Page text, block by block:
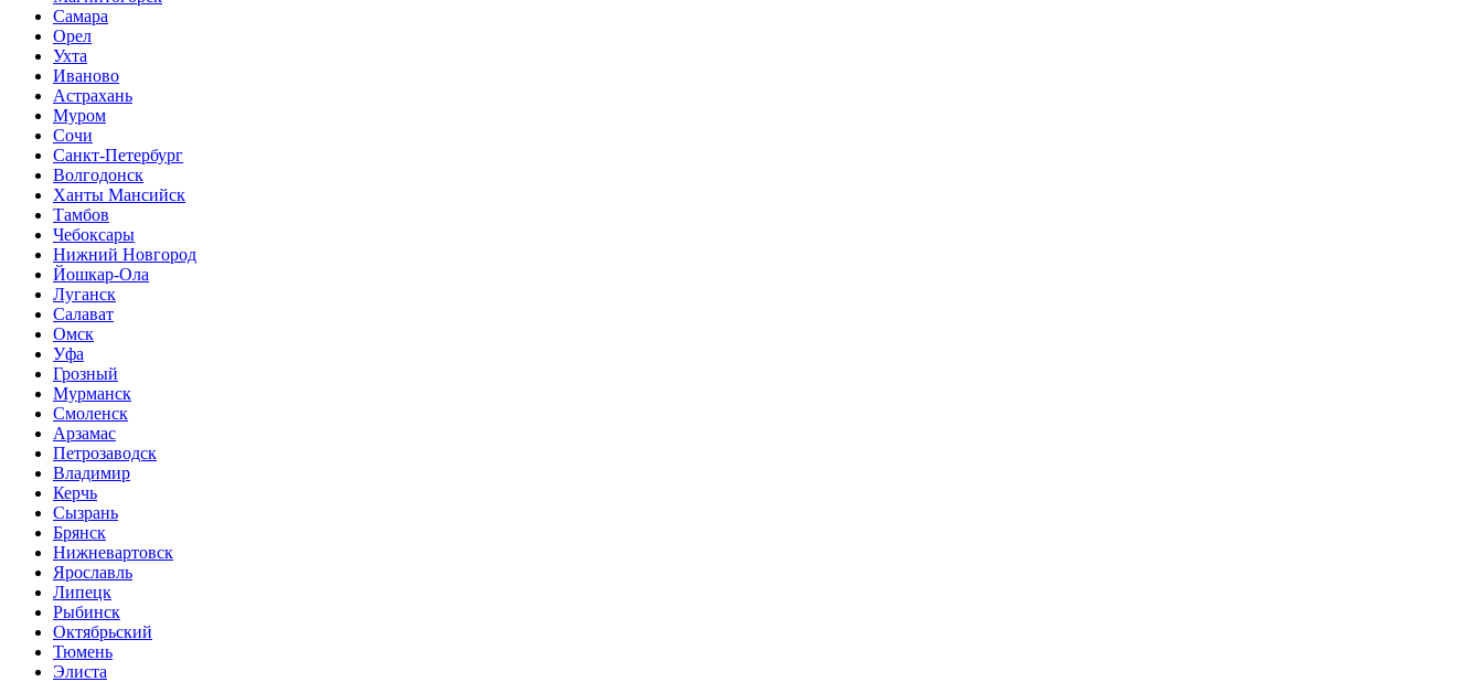
Самара
Орел
Ухта
Иваново
Астрахань
Муром
Сочи
Санкт-Петербург
Волгодонск
Ханты Мансийск
Тамбов
Чебоксары
Нижний Новгород
Йошкар-Ола
Луганск
Салават
Омск
Уфа
Грозный
Мурманск
Смоленск
Арзамас
Петрозаводск
Владимир
Керчь
Сызрань
Брянск
Нижневартовск
Ярославль
Липецк
Рыбинск
Октябрьский
Тюмень
Элиста